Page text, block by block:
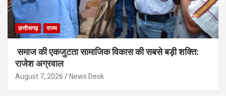
छत्तीसगढ़ राज्य
समाज की एकजुटता सामाजिक विकास की सबसे बड़ी शक्ति:
राजेश अग्रवाल
August 7, 2026 News Desk